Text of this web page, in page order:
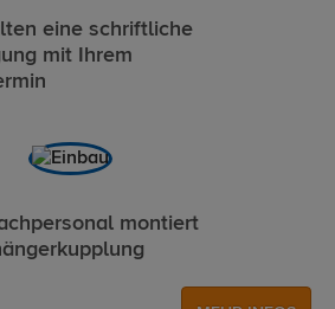
eine schriftliche
mit Ihrem
montiert